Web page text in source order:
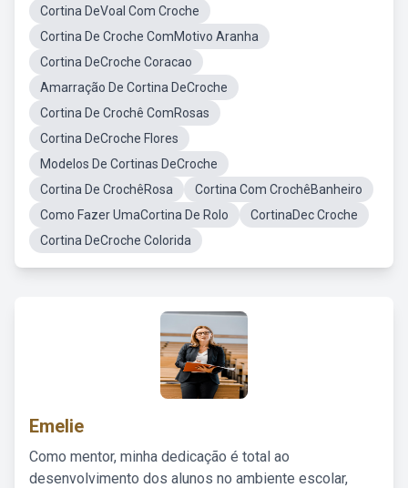
Cortina DeVoal Com Croche
Cortina De Croche ComMotivo Aranha
Cortina DeCroche Coracao
Amarração De Cortina DeCroche
Cortina De Crochê ComRosas
Cortina DeCroche Flores
Modelos De Cortinas DeCroche
Cortina De CrochêRosa
Cortina Com CrochêBanheiro
Como Fazer UmaCortina De Rolo
CortinaDec Croche
Cortina DeCroche Colorida
Emelie
Como mentor, minha dedicação é total ao
desenvolvimento dos alunos no ambiente escolar,